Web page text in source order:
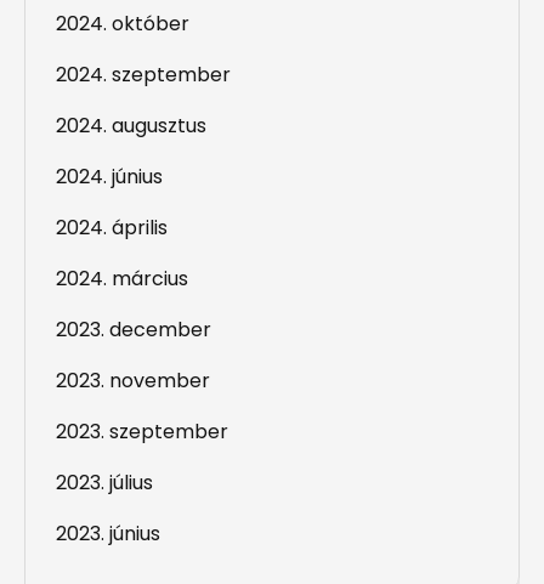
2024. október
2024. szeptember
2024. augusztus
2024. június
2024. április
2024. március
2023. december
2023. november
2023. szeptember
2023. július
2023. június